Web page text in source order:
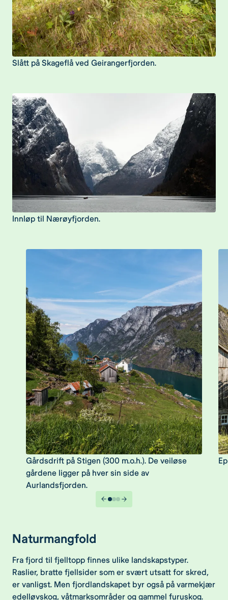
Slått på Skageflå ved Geirangerfjorden.
Innløp til Nærøyfjorden.
Gårdsdrift på Stigen (300 m.o.h.). De veiløse
gårdene ligger på hver sin side av
Aurlandsfjorden.
Naturmangfold
Fra fjord til fjelltopp finnes ulike landskapstyper.
Raslier, bratte fjellsider som er svært utsatt for skred,
er vanligst. Men fjordlandskapet byr også på varmekjær
edelløvskog, våtmarksområder og gammel furuskog.